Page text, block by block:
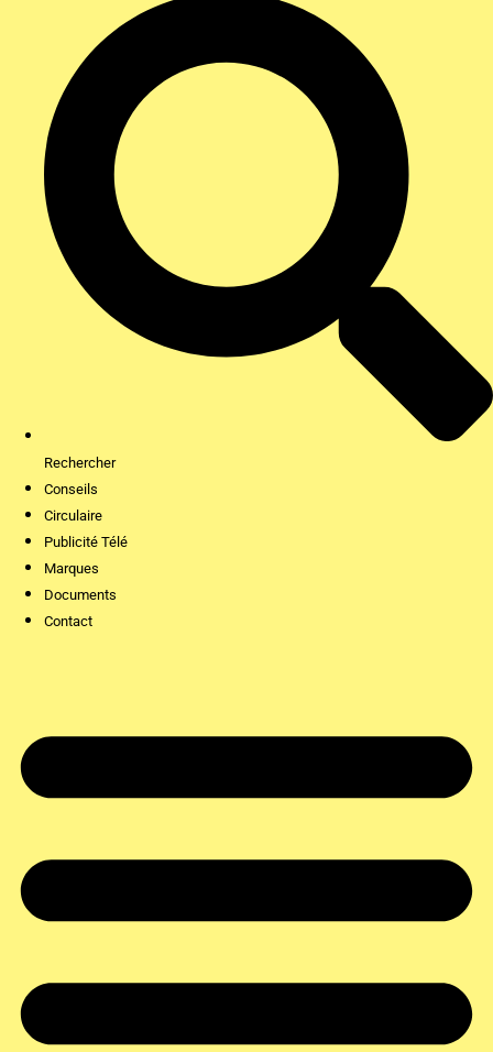
Rechercher
Conseils
Circulaire
Publicité Télé
Marques
Documents
Contact